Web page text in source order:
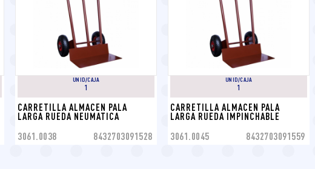
UNID/CAJA
1
CARRETILLA ALMACEN PALA
LARGA RUEDA NEUMATICA
3061.0038 8432703091528
UNID/CAJA
1
CARRETILLA ALMACEN PALA
LARGA RUEDA IMPINCHABLE
3061.0045 8432703091559